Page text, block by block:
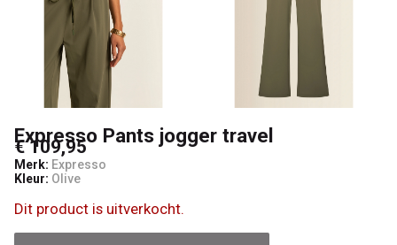
Expresso Pants jogger travel
€ 109,95
Merk: Expresso
Kleur: Olive
Dit product is uitverkocht.